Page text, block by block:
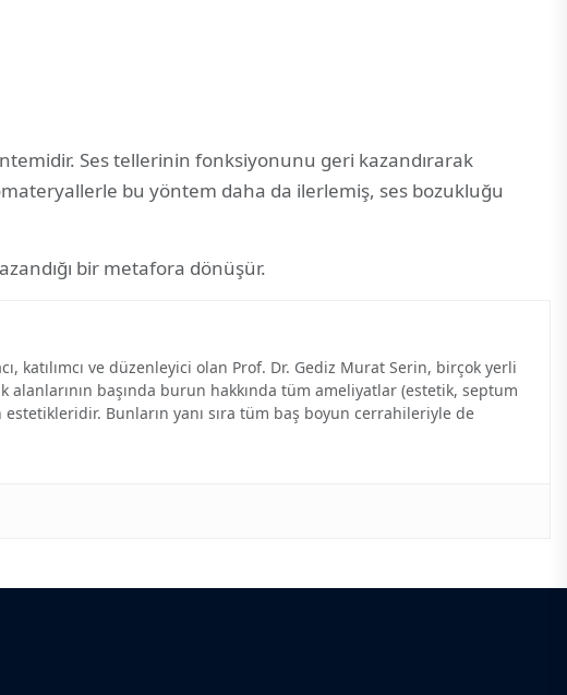
Ses tellerinin fonksiyonunu geri kazandırarak
bu yöntem daha da ilerlemiş, ses bozukluğu
bir metafora dönüşür.
katılımcı ve düzenleyici olan Prof. Dr. Gediz Murat Serin, birçok yerli
alanlarının başında burun hakkında tüm ameliyatlar (estetik, septum
Bunların yanı sıra tüm baş boyun cerrahileriyle de